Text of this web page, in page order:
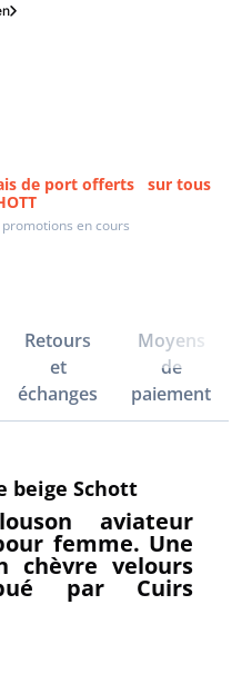
de port offerts sur tous
en cours
Retours
et
échanges
Moyens
de
paiement
beige Schott
aviateur
femme. Une
chèvre velours
par Cuirs